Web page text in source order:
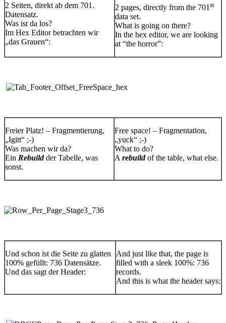
2 Seiten, direkt ab dem 701.
Datensatz.
Was ist da los?
Im Hex Editor betrachten wir
„das Grauen“:
2 pages, directly from the 701 st
data set.
What is going on there?
In the hex editor, we are looking
at “the horror”:
Freier Platz! – Fragmentierung,
„Igitt“ ;-)
Was machen wir da?
Ein Rebuildder Tabelle, was
sonst.
Free space! – Fragmentation,
„yuck“ ;-)
What to do?
A rebuildof the table, what else.
Und schon ist die Seite zu glatten
100% gefüllt: 736 Datensätze.
Und das sagt der Header:
And just like that, the page is
filled with a sleek 100%: 736
records.
And this is what the header says: